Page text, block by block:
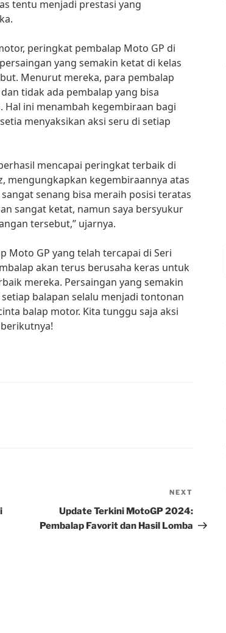
tentu menjadi prestasi yang
peringkat pembalap Moto GP di
yang semakin ketat di kelas
Menurut mereka, para pembalap
tidak ada pembalap yang bisa
Hal ini menambah kegembiraan bagi
menyaksikan aksi seru di setiap
mencapai peringkat terbaik di
mengungkapkan kegembiraannya atas
senang bisa meraih posisi teratas
sangat ketat, namun saya bersyukur
tersebut,” ujarnya.
Moto GP yang telah tercapai di Seri
akan terus berusaha keras untuk
mereka. Persaingan yang semakin
balapan selalu menjadi tontonan
balap motor. Kita tunggu saja aksi
Post
NEXT
Update Terkini MotoGP 2024:
Pembalap Favorit dan Hasil Lomba